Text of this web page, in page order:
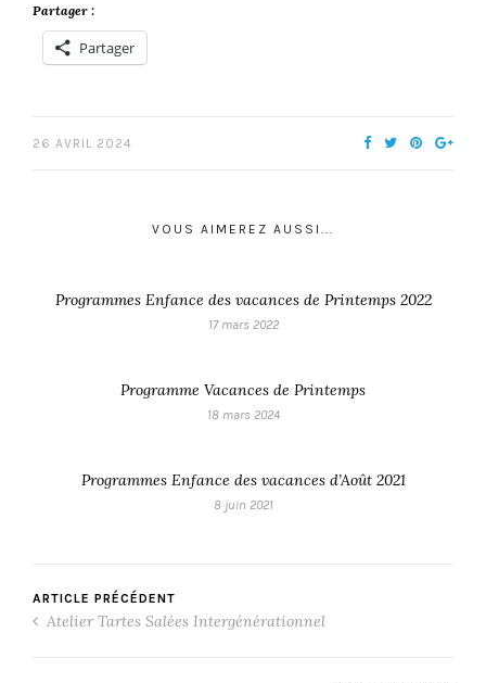
Partager :
Partager
26 AVRIL 2024
VOUS AIMEREZ AUSSI...
Programmes Enfance des vacances de Printemps 2022
17 mars 2022
Programme Vacances de Printemps
18 mars 2024
Programmes Enfance des vacances d’Août 2021
8 juin 2021
ARTICLE PRÉCÉDENT
Atelier Tartes Salées Intergénérationnel